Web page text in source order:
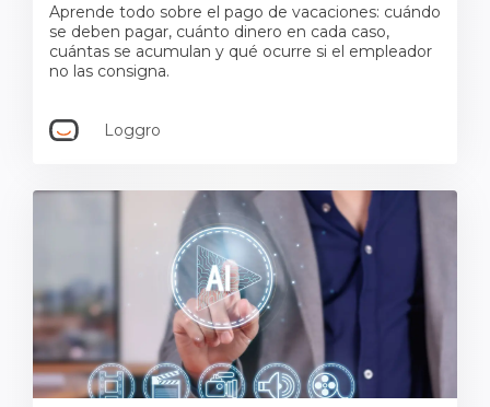
Aprende todo sobre el pago de vacaciones: cuándo
se deben pagar, cuánto dinero en cada caso,
cuántas se acumulan y qué ocurre si el empleador
no las consigna.
Loggro